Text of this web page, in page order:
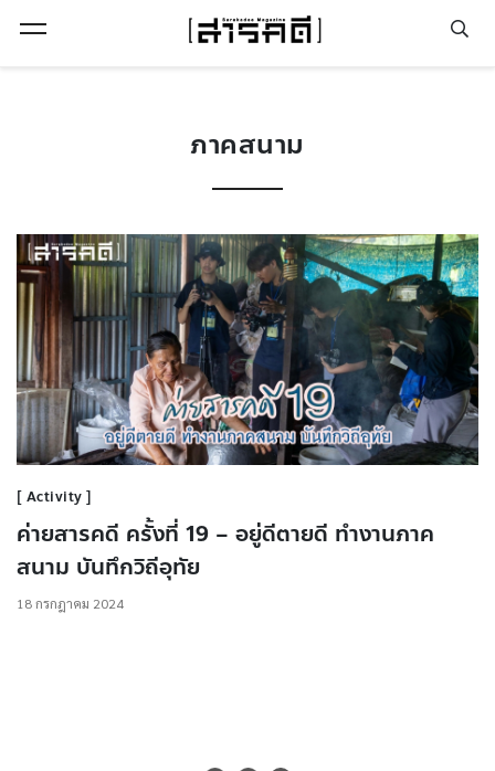
ภาคสนาม
Activity
ค่ายสารคดี ครั้งที่ 19 – อยู่ดีตายดี ทำงานภาค
สนาม บันทึกวิถีอุทัย
18 กรกฎาคม 2024